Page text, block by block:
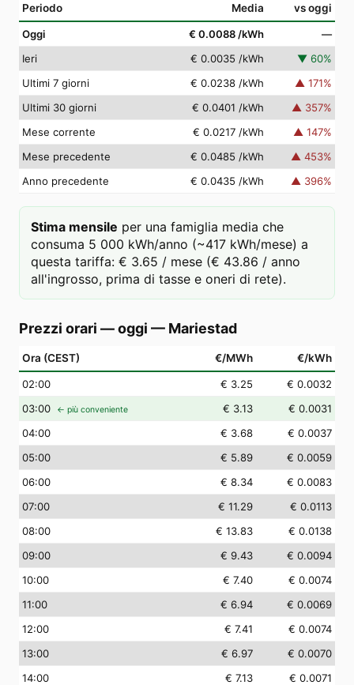
Periodo Media vs oggi
Oggi € 0.0088 /kWh
—
Ieri
€ 0.0035 /kWh ▼ 60%
Ultimi 7 giorni
€ 0.0238 /kWh ▲ 171%
Ultimi 30 giorni
€ 0.0401 /kWh ▲ 357%
Mese corrente
€ 0.0217 /kWh ▲ 147%
Mese precedente
€ 0.0485 /kWh ▲ 453%
Anno precedente
€ 0.0435 /kWh ▲ 396%
Stima mensile per una famiglia media che
consuma 5 000 kWh/anno (~417 kWh/mese) a
questa tariffa: € 3.65 / mese (€ 43.86 / anno
all'ingrosso, prima di tasse e oneri di rete).
Prezzi orari — oggi — Mariestad
Ora (CEST) €/MWh €/kWh
02:00 € 3.25
€ 0.0032
03:00 ← più conveniente € 3.13
€ 0.0031
04:00 € 3.68
€ 0.0037
05:00 € 5.89
€ 0.0059
06:00 € 8.34
€ 0.0083
07:00 € 11.29
€ 0.0113
08:00 € 13.83
€ 0.0138
09:00 € 9.43
€ 0.0094
10:00 € 7.40
€ 0.0074
11:00 € 6.94
€ 0.0069
12:00 € 7.41
€ 0.0074
13:00 € 6.97
€ 0.0070
14:00 € 7.13
€ 0.0071